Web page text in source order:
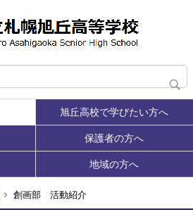
旭丘高校で学びたい方へ
保護者の方へ
地域の方へ
創画部 活動紹介